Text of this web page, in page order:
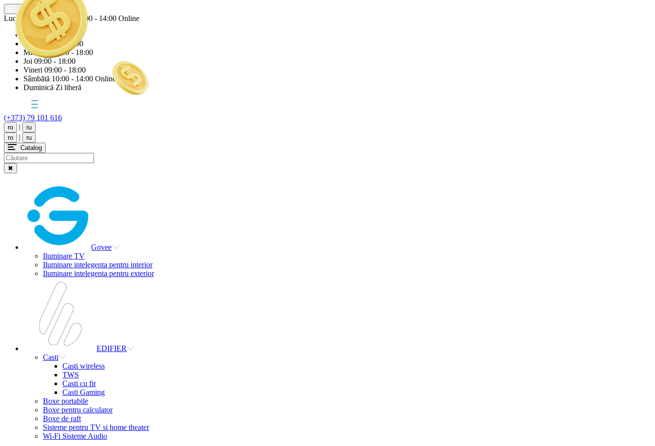
Lucrăm astăziSâmbătă
10:00 - 14:00 Online
Luni
09:00 - 18:00
Marți
09:00 - 18:00
Miercuri09:00 - 18:00
Joi 09:00 - 18:00
Vineri 09:00 - 18:00
Sâmbătă 10:00 - 14:00 Online
Duminică Zi liberă
(+373) 79 101 616
ro |
ru
ro
|
ru
Catalog
✖
Govee
Iluminare TV
Iluminare intelegenta pentru interior
Iluminare intelegenta pentru exterior
EDIFIER
Casti
Casti wireless
TWS
Casti cu fir
Casti Gaming
Boxe portabile
Boxe pentru calculator
Boxe de raft
Sisteme pentru TV si home theater
Wi-Fi Sisteme Audio